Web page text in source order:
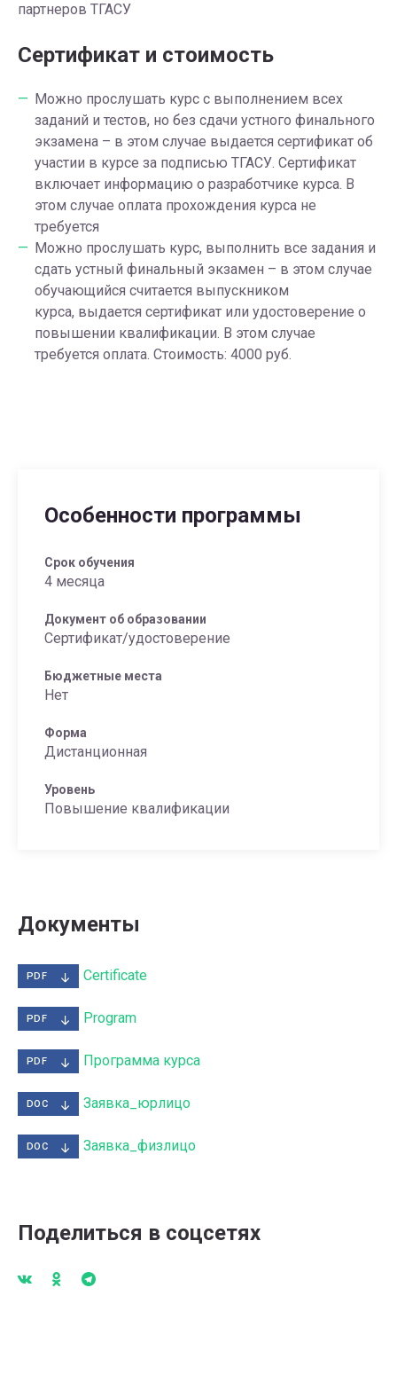
партнеров ТГАСУ
Сертификат и стоимость
Можно прослушать курс с выполнением всех
заданий и тестов, но без сдачи устного финального
экзамена – в этом случае выдается сертификат об
участии в курсе за подписью ТГАСУ. Сертификат
включает информацию о разработчике курса. В
этом случае оплата прохождения курса не
требуется
Можно прослушать курс, выполнить все задания и
сдать устный финальный экзамен – в этом случае
обучающийся считается выпускником
курса, выдается сертификат или удостоверение о
повышении квалификации. В этом случае
требуется оплата. Стоимость: 4000 руб.
Особенности программы
Срок обучения
4 месяца
Документ об образовании
Сертификат/удостоверение
Бюджетные места
Нет
Форма
Дистанционная
Уровень
Повышение квалификации
Документы
PDF Certificate
PDF Program
PDF Программа курса
DOC Заявка_юрлицо
DOC Заявка_физлицо
Поделиться в соцсетях